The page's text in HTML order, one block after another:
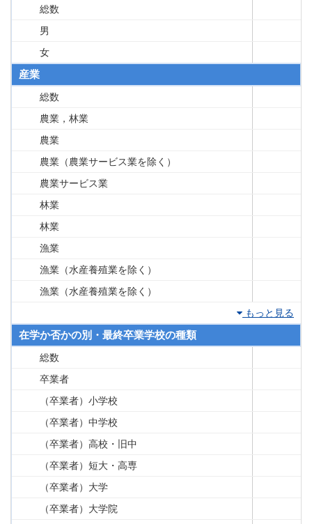
総数
男
女
産業
総数
農業，林業
農業
農業（農業サービス業を除く）
農業サービス業
林業
林業
漁業
漁業（水産養殖業を除く）
漁業（水産養殖業を除く）
もっと見る
在学か否かの別・最終卒業学校の種類
総数
卒業者
（卒業者）小学校
（卒業者）中学校
（卒業者）高校・旧中
（卒業者）短大・高専
（卒業者）大学
（卒業者）大学院